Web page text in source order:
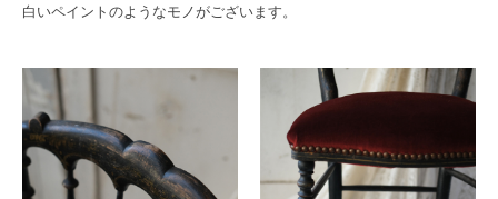
白いペイントのようなモノがございます。